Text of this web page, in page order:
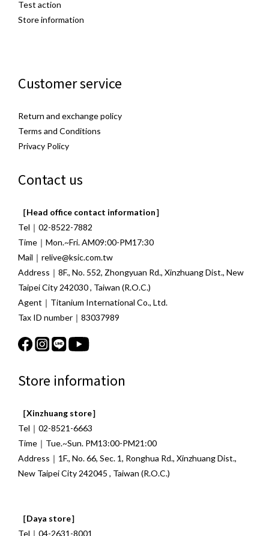
Test action
Store information
Customer service
Return and exchange policy
Terms and Conditions
Privacy Policy
Contact us
［Head office contact information］
Tel｜02-8522-7882
Time｜Mon.~Fri. AM09:00-PM17:30
Mail｜relive@ksic.com.tw
Address｜8F., No. 552, Zhongyuan Rd., Xinzhuang Dist., New
Taipei City 242030 , Taiwan (R.O.C.)
Agent｜Titanium International Co., Ltd.
Tax ID number｜83037989
Store information
［Xinzhuang store］
Tel｜02-8521-6663
Time｜Tue.~Sun. PM13:00-PM21:00
Address｜1F., No. 66, Sec. 1, Ronghua Rd., Xinzhuang Dist.,
New Taipei City 242045 , Taiwan (R.O.C.)
［Daya store］
Tel｜04-2631-8001